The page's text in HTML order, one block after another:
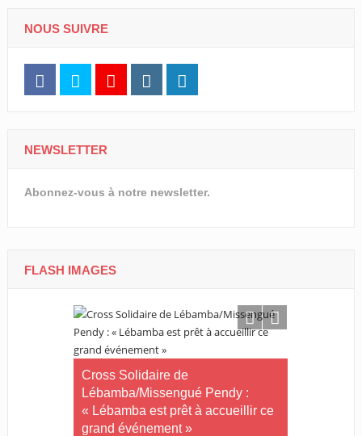
NOUS SUIVRE
NEWSLETTER
Abonnez-vous à notre newsletter.
FLASH IMAGES
Cross Solidaire de
Lébamba/Missengué Pendy :
« Lébamba est prêt à accueillir ce
grand événement »